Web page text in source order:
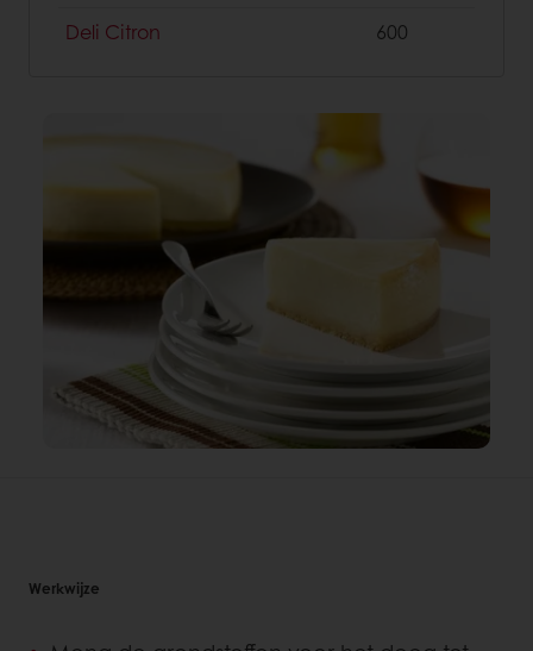
Deli Citron
600
Werkwijze